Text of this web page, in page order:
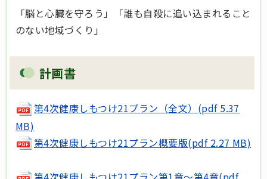
「脳と心臓を守ろう」「誰も自殺に追い込まれること
のない地域づくり」
計画書
第4次健康しもつけ21プラン（全文）(pdf 5.37
MB)
第4次健康しもつけ21プラン概要版(pdf 2.27 MB)